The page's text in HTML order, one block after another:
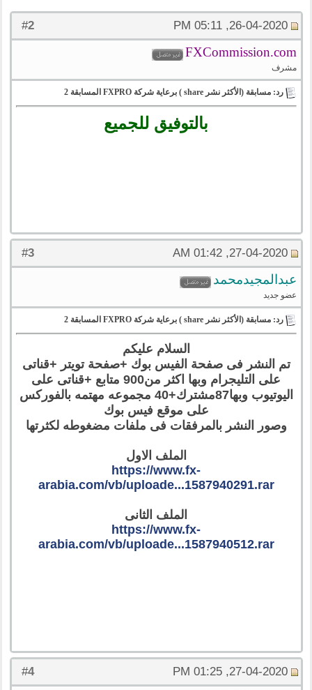
#
2 26-04-2020, 05:11 PM
FXCommission.com
مشرف
رد: مسابقة (الأكثر نشر share ) برعاية شركة FXPRO المسابقة 2
بالتوفيق للجميع
#
3 27-04-2020, 01:42 AM
عبدالمجيدمحمد
عضو جديد
رد: مسابقة (الأكثر نشر share ) برعاية شركة FXPRO المسابقة 2
السلام عليكم
تم النشر فى صفحة الفيس بوك +صفحة تويتر +قناتى
على التليجرام وبها اكثر من900 متابع +قناتى على
اليوتيوب وبها87مشترك+40 مجموعه مهتمه بالفوركس
على موقع فيس بوك
وصور النشر بالمرفقات فى ملفات مضغوطه لكثرتها
الملف الاول
https://www.fx-
arabia.com/vb/uploade...1587940291.rar
الملف الثانى
https://www.fx-
arabia.com/vb/uploade...1587940512.rar
#
4 27-04-2020, 01:25 PM